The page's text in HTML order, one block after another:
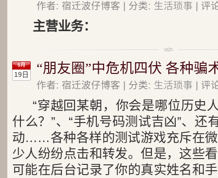
作者: 宿迁波仔博客 | 分类: 生活琐事 | 评
主营业务：
5月
19日 “朋友圈”中危机四伏 各种骗
作者: 宿迁波仔博客 | 分类: 生活琐事 | 评
“穿越回某朝，你会是哪位历史
什么？”、“手机号码测试吉凶”、还
动……各种各样的测试游戏充斥在
少人纷纷点击和转发。但是，这些
可能在后台记录了你的真实姓名和